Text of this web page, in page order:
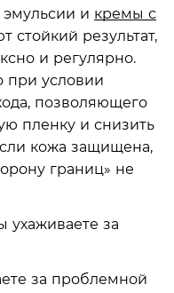
и кремы с
стойкий результат,
и регулярно.
при условии
позволяющего
пленку и снизить
кожа защищена,
границ» не
ухаживаете за